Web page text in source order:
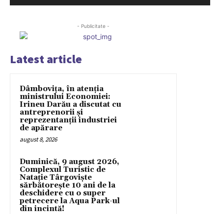
- Publicitate -
Latest article
Dâmbovița, în atenția
ministrului Economiei:
Irineu Darău a discutat cu
antreprenorii și
reprezentanții industriei
de apărare
august 8, 2026
Duminică, 9 august 2026,
Complexul Turistic de
Natație Târgoviște
sărbătorește 10 ani de la
deschidere cu o super
petrecere la Aqua Park-ul
din incintă!